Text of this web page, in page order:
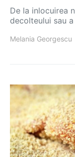
De la inlocuirea
decolteului sau
Melania Georgescu